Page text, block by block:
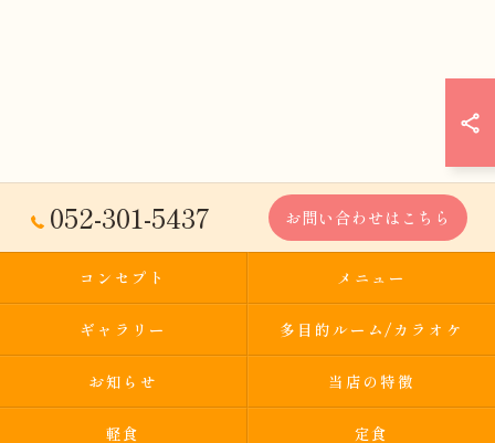
052-301-5437 お問い合わせはこちら
コンセプト メニュー
ギャラリー 多目的ルーム/カラオケ
お知らせ 当店の特徴
軽食 定食